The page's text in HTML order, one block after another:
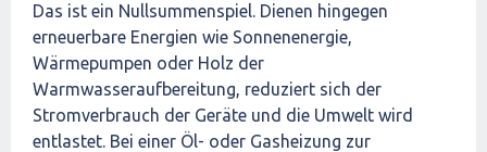
Das ist ein Nullsummenspiel. Dienen hingegen
erneuerbare Energien wie Sonnenenergie,
Wärmepumpen oder Holz der
Warmwasseraufbereitung, reduziert sich der
Stromverbrauch der Geräte und die Umwelt wird
entlastet. Bei einer Öl- oder Gasheizung zur